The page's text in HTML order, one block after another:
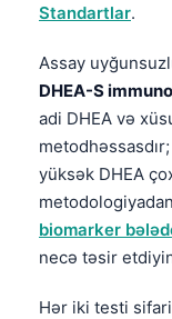
Standartlar.
Assay
DHEA-S
adi DHEA və
yüksək DHEA
biomarker
necə təsir
Hər iki testi